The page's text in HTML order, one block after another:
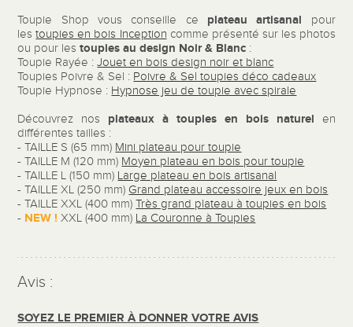
Toupie Shop vous conseille ce plateau artisanal pour
lestoupies en bois Inception comme présenté sur les photos
ou pour lestoupies au design Noir & Blanc :
Toupie Rayée :Jouet en bois design noir et blanc
Toupies Poivre & Sel : Poivre & Sel toupies déco cadeaux
Toupie Hypnose : Hypnose jeu de toupie avec spirale
Découvrez nos plateaux à toupies en bois naturel en
différentes tailles :
- TAILLE S (65 mm) Mini plateau pour toupie
- TAILLE M (120 mm) Moyen plateau en bois pour toupie
- TAILLE L (150 mm) Large plateau en bois artisanal
- TAILLE XL (250 mm) Grand plateau accessoire jeux en bois
- TAILLE XXL (400 mm)Très grand plateau à toupies en bois
- NEW ! XXL (400 mm) La Couronne à Toupies
Avis :
SOYEZ LE PREMIER À DONNER VOTRE AVIS